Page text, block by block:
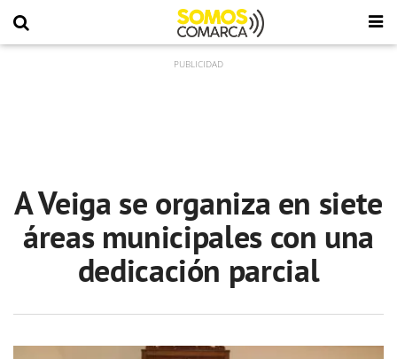
A Veiga se organiza en siete
áreas municipales con una
dedicación parcial